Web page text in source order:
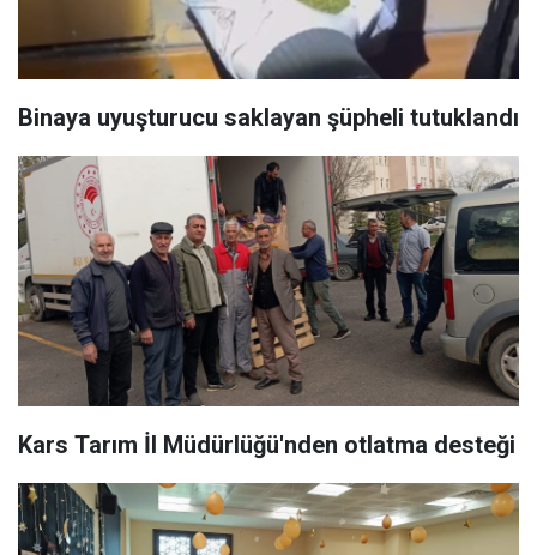
Binaya uyuşturucu saklayan şüpheli tutuklandı
Kars Tarım İl Müdürlüğü'nden otlatma desteği